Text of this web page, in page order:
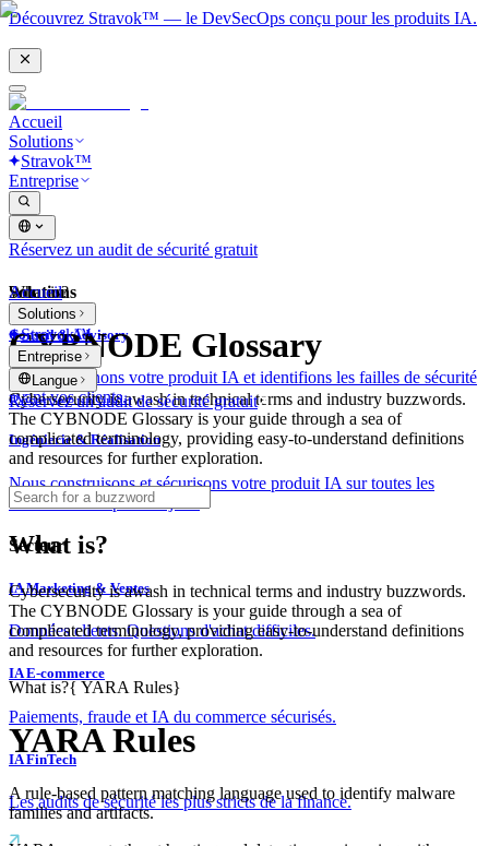
Découvrez Stravok™ — le DevSecOps conçu pour les produits IA.
Accueil
Solutions
Stravok™
Entreprise
Réservez un audit de sécurité gratuit
Solutions
Conseil & Advisory
Nous examinons votre produit IA et identifions les failles de sécurité
avant vos clients.
Ingénierie & Réalisation
Nous construisons et sécurisons votre produit IA sur toutes les
couches dès le premier jour.
Secteur
IA Marketing & Ventes
Données clients. Questions d'achat difficiles.
IA E-commerce
Paiements, fraude et IA du commerce sécurisés.
IA FinTech
Les audits de sécurité les plus stricts de la finance.
Accueil
Solutions
Stravok™
Entreprise
Langue
Réservez un audit de sécurité gratuit
What is?
CYBNODE Glossary
Cybersecurity is awash in technical terms and industry buzzwords.
The CYBNODE Glossary is your guide through a sea of
complicated terminology, providing easy-to-understand definitions
and resources for further exploration.
What is?
Cybersecurity is awash in technical terms and industry buzzwords.
The CYBNODE Glossary is your guide through a sea of
complicated terminology, providing easy-to-understand definitions
and resources for further exploration.
What is?{ YARA Rules}
YARA Rules
A rule-based pattern matching language used to identify malware
families and artifacts.